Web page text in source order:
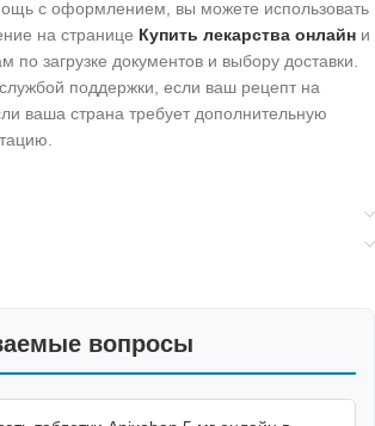
с оформлением, вы можете использовать
на странице Купить лекарства онлайн и
по загрузке документов и выбору доставки.
поддержки, если ваш рецепт на
ваша страна требует дополнительную
вопросы